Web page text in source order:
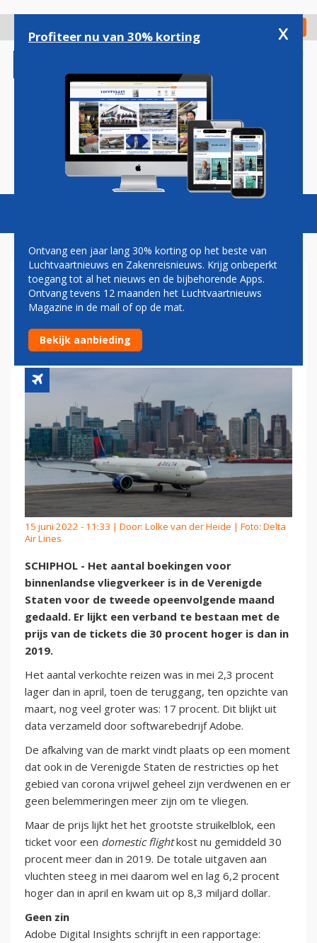
gaan
Check in
Magazine Podcasts Vacatures
VRAAG NAAR TICKETS IN DE
VS DAALT DOOR VEEL
HOGERE PRIJZEN
15 juni 2022 - 11:33 | Door: Lolke van der Heide | Foto: Delta
Air Lines
SCHIPHOL - Het aantal boekingen voor
binnenlandse vliegverkeer is in de Verenigde
Staten voor de tweede opeenvolgende maand
gedaald. Er lijkt een verband te bestaan met de
prijs van de tickets die 30 procent hoger is dan in
2019.
Het aantal verkochte reizen was in mei 2,3 procent
lager dan in april, toen de teruggang, ten opzichte van
maart, nog veel groter was: 17 procent. Dit blijkt uit
data verzameld door softwarebedrijf Adobe.
De afkalving van de markt vindt plaats op een moment
dat ook in de Verenigde Staten de restricties op het
gebied van corona vrijwel geheel zijn verdwenen en er
geen belemmeringen meer zijn om te vliegen.
Maar de prijs lijkt het het grootste struikelblok, een
ticket voor een domestic flightkost nu gemiddeld 30
procent meer dan in 2019. De totale uitgaven aan
vluchten steeg in mei daarom wel en lag 6,2 procent
hoger dan in april en kwam uit op 8,3 miljard dollar.
Geen zin
Adobe Digital Insights schrijft in een rapportage:
Profiteer nu van 30% korting x
Ontvang een jaar lang 30% korting op het beste van
Luchtvaartnieuws en Zakenreisnieuws. Krijg onbeperkt
toegang tot al het nieuws en de bijbehorende Apps.
Ontvang tevens 12 maanden het Luchtvaartnieuws
Magazine in de mail of op de mat.
Bekijk aanbieding